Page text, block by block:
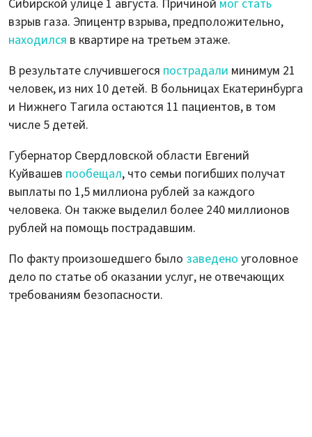
Сибирской улице 1 августа. Причиной мог стать
взрыв газа. Эпицентр взрыва, предположительно,
находился в квартире на третьем этаже.
В результате случившегося пострадали минимум 21
человек, из них 10 детей. В больницах Екатеринбурга
и Нижнего Тагила остаются 11 пациентов, в том
числе 5 детей.
Губернатор Свердловской области Евгений
Куйвашев пообещал, что семьи погибших получат
выплаты по 1,5 миллиона рублей за каждого
человека. Он также выделил более 240 миллионов
рублей на помощь пострадавшим.
По факту произошедшего было заведено уголовное
дело по статье об оказании услуг, не отвечающих
требованиям безопасности.